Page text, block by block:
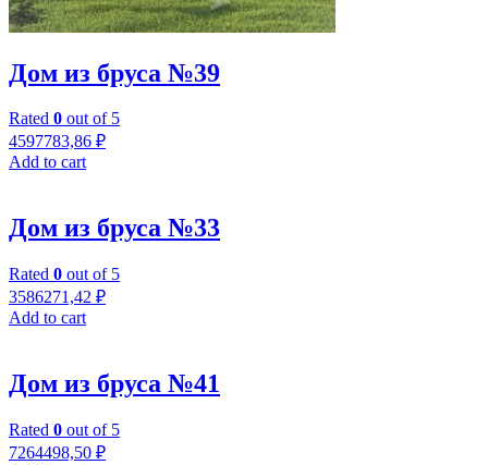
Дом из бруса №39
Rated 0 out of 5
4597783,86 ₽
Add to cart
Дом из бруса №33
Rated 0 out of 5
3586271,42 ₽
Add to cart
Дом из бруса №41
Rated 0 out of 5
7264498,50 ₽